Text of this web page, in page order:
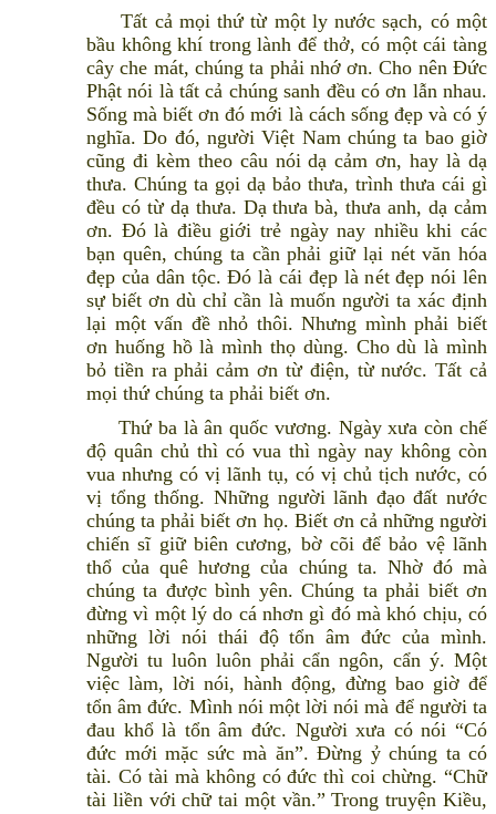
Tất cả mọi thứ từ một ly nước sạch, có một
bầu không khí trong lành để thở, có một cái tàng
cây che mát, chúng ta phải nhớ ơn. Cho nên Đức
Phật nói là tất cả chúng sanh đều có ơn lẫn nhau.
Sống mà biết ơn đó mới là cách sống đẹp và có ý
nghĩa. Do đó, người Việt Nam chúng ta bao giờ
cũng đi kèm theo câu nói dạ cảm ơn, hay là dạ
thưa. Chúng ta gọi dạ bảo thưa, trình thưa cái gì
đều có từ dạ thưa. Dạ thưa bà, thưa anh, dạ cảm
ơn. Đó là điều giới trẻ ngày nay nhiều khi các
bạn quên, chúng ta cần phải giữ lại nét văn hóa
đẹp của dân tộc. Đó là cái đẹp là nét đẹp nói lên
sự biết ơn dù chỉ cần là muốn người ta xác định
lại một vấn đề nhỏ thôi. Nhưng mình phải biết
ơn huống hồ là mình thọ dùng. Cho dù là mình
bỏ tiền ra phải cảm ơn từ điện, từ nước. Tất cả
mọi thứ chúng ta phải biết ơn.
Thứ ba là ân quốc vương. Ngày xưa còn chế
độ quân chủ thì có vua thì ngày nay không còn
vua nhưng có vị lãnh tụ, có vị chủ tịch nước, có
vị tổng thống. Những người lãnh đạo đất nước
chúng ta phải biết ơn họ. Biết ơn cả những người
chiến sĩ giữ biên cương, bờ cõi để bảo vệ lãnh
thổ của quê hương của chúng ta. Nhờ đó mà
chúng ta được bình yên. Chúng ta phải biết ơn
đừng vì một lý do cá nhơn gì đó mà khó chịu, có
những lời nói thái độ tổn âm đức của mình.
Người tu luôn luôn phải cẩn ngôn, cẩn ý. Một
việc làm, lời nói, hành động, đừng bao giờ để
tổn âm đức. Mình nói một lời nói mà để người ta
đau khổ là tổn âm đức. Người xưa có nói “Có
đức mới mặc sức mà ăn”. Đừng ỷ chúng ta có
tài. Có tài mà không có đức thì coi chừng. “Chữ
tài liền với chữ tai một vần.” Trong truyện Kiều,